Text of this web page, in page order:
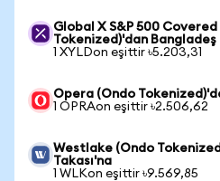
Global X S&P 500 Covered
Tokenized)'dan Bangladeş
1 XYLDon eşittir ৳5.203,31
Opera (Ondo
1 OPRAon eşittir ৳2.506,62
Westlake (Ondo
Takası'na
1 WLKon eşittir ৳9.569,85